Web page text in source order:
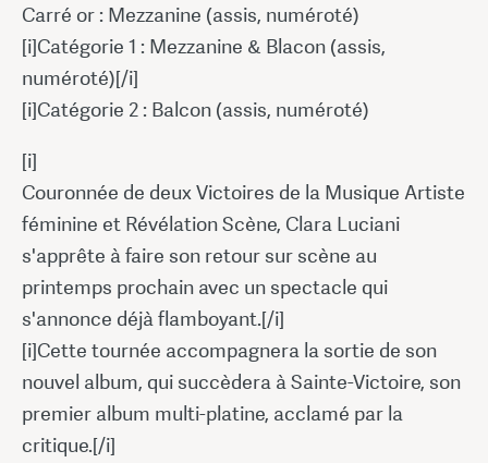
Carré or : Mezzanine (assis, numéroté)
[i]Catégorie 1 : Mezzanine & Blacon (assis,
numéroté)[/i]
[i]Catégorie 2 : Balcon (assis, numéroté)
[i]
Couronnée de deux Victoires de la Musique Artiste
féminine et Révélation Scène, Clara Luciani
s'apprête à faire son retour sur scène au
printemps prochain avec un spectacle qui
s'annonce déjà flamboyant.[/i]
[i]Cette tournée accompagnera la sortie de son
nouvel album, qui succèdera à Sainte-Victoire, son
premier album multi-platine, acclamé par la
critique.[/i]